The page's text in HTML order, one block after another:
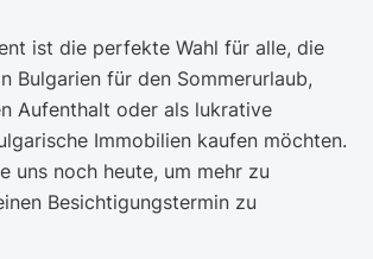
ist die perfekte Wahl für alle, die
Bulgarien für den Sommerurlaub,
Aufenthalt oder als lukrative
Immobilien kaufen möchten.
uns noch heute, um mehr zu
Besichtigungstermin zu